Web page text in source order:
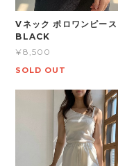
Vネック ポロワンピース
BLACK
¥8,500
SOLD OUT